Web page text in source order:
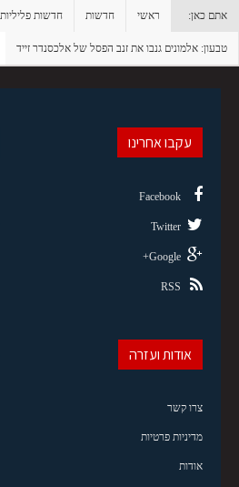
אתם כאן: ראשי חדשות חדשות פליליות
טבעון: אלמונים גנבו את זנב הפסל של אלכסנדר זייד
עקבו אחרינו
Facebook
Twitter
Google+
RSS
אודות ועזרה
צרו קשר
מדיניות פרטיות
אודות